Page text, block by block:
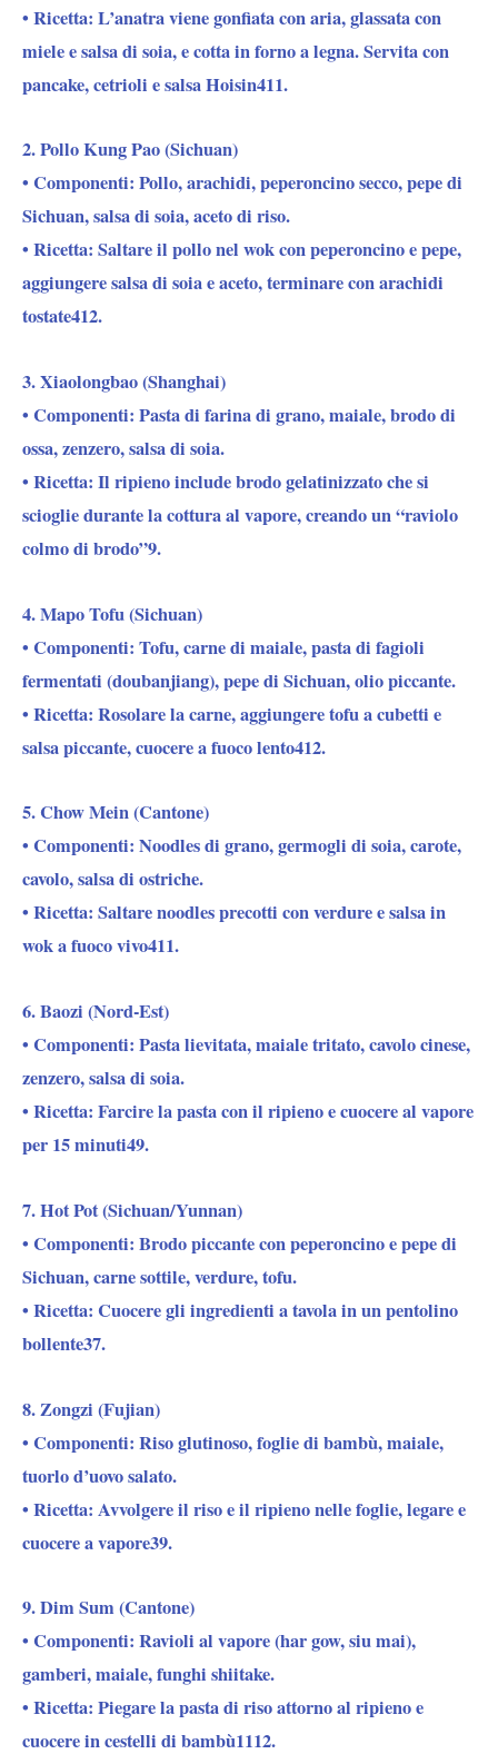
• Ricetta: L’anatra viene gonfiata con aria, glassata con
miele e salsa di soia, e cotta in forno a legna. Servita con
pancake, cetrioli e salsa Hoisin411.
2. Pollo Kung Pao (Sichuan)
• Componenti: Pollo, arachidi, peperoncino secco, pepe di
Sichuan, salsa di soia, aceto di riso.
• Ricetta: Saltare il pollo nel wok con peperoncino e pepe,
aggiungere salsa di soia e aceto, terminare con arachidi
tostate412.
3. Xiaolongbao (Shanghai)
• Componenti: Pasta di farina di grano, maiale, brodo di
ossa, zenzero, salsa di soia.
• Ricetta: Il ripieno include brodo gelatinizzato che si
scioglie durante la cottura al vapore, creando un “raviolo
colmo di brodo”9.
4. Mapo Tofu (Sichuan)
• Componenti: Tofu, carne di maiale, pasta di fagioli
fermentati (doubanjiang), pepe di Sichuan, olio piccante.
• Ricetta: Rosolare la carne, aggiungere tofu a cubetti e
salsa piccante, cuocere a fuoco lento412.
5. Chow Mein (Cantone)
• Componenti: Noodles di grano, germogli di soia, carote,
cavolo, salsa di ostriche.
• Ricetta: Saltare noodles precotti con verdure e salsa in
wok a fuoco vivo411.
6. Baozi (Nord-Est)
• Componenti: Pasta lievitata, maiale tritato, cavolo cinese,
zenzero, salsa di soia.
• Ricetta: Farcire la pasta con il ripieno e cuocere al vapore
per 15 minuti49.
7. Hot Pot (Sichuan/Yunnan)
• Componenti: Brodo piccante con peperoncino e pepe di
Sichuan, carne sottile, verdure, tofu.
• Ricetta: Cuocere gli ingredienti a tavola in un pentolino
bollente37.
8. Zongzi (Fujian)
• Componenti: Riso glutinoso, foglie di bambù, maiale,
tuorlo d’uovo salato.
• Ricetta: Avvolgere il riso e il ripieno nelle foglie, legare e
cuocere a vapore39.
9. Dim Sum (Cantone)
• Componenti: Ravioli al vapore (har gow, siu mai),
gamberi, maiale, funghi shiitake.
• Ricetta: Piegare la pasta di riso attorno al ripieno e
cuocere in cestelli di bambù1112.